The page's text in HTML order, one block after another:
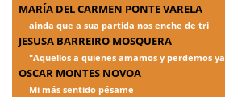
MARÍA DEL CARMEN PONTE VARELA
ainda que a sua partida nos enche de tri
JESUSA BARREIRO MOSQUERA
"Aquellos a quienes amamos y perdemos ya
OSCAR MONTES NOVOA
Mi más sentido pésame